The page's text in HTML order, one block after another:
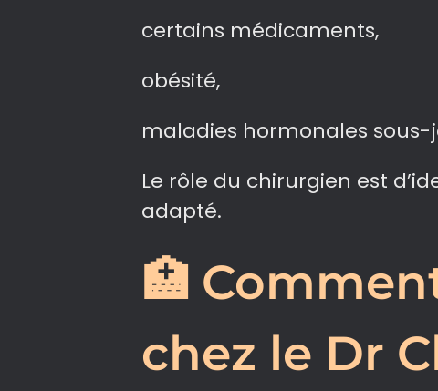
certains médicaments,
obésité,
maladies hormonales sous-
Le rôle du chirurgien est
adapté.
🏥
chez le Dr